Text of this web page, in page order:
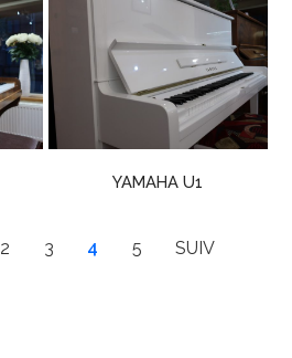
YAMAHA U1
2 3 4 5 SUIV